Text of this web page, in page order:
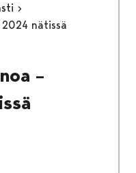
2024 nätissä
–